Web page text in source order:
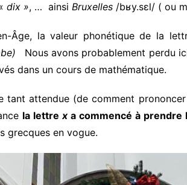
dix », … ainsi Bruxelles /bʁy.sɛl/ ( ou
Âge, la valeur phonétique de la
Nous avons probablement perdu
dans un cours de mathématique.
tant attendue (de comment
la lettre xa commencé à prendre
grecques en vogue.